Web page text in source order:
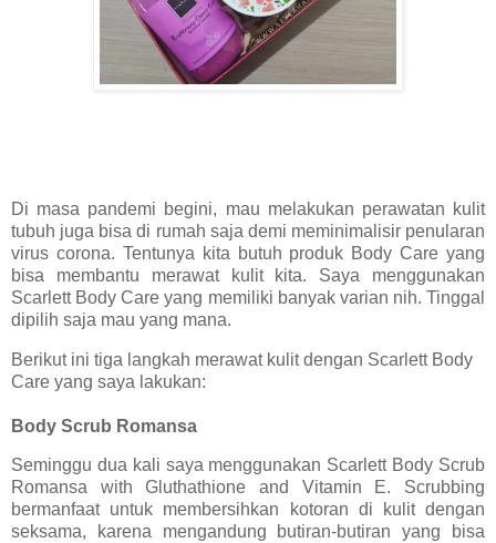
Di masa pandemi begini, mau melakukan perawatan kulit
tubuh juga bisa di rumah saja demi meminimalisir penularan
virus corona. Tentunya kita butuh produk Body Care yang
bisa membantu merawat kulit kita. Saya menggunakan
Scarlett Body Care yang memiliki banyak varian nih. Tinggal
dipilih saja mau yang mana.
Berikut ini tiga langkah merawat kulit dengan Scarlett Body
Care yang saya lakukan:
Body Scrub Romansa
Seminggu dua kali saya menggunakan Scarlett Body Scrub
Romansa with Gluthathione and Vitamin E. Scrubbing
bermanfaat untuk membersihkan kotoran di kulit dengan
seksama, karena mengandung butiran-butiran yang bisa